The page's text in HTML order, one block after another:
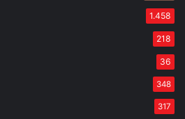
1.458
218
36
348
317